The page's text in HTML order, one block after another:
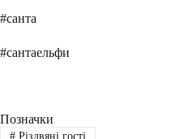
#санта
#сантаельфи
Позначки
#Різдвяні гості